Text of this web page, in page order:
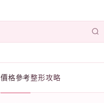
價格參考整形攻略